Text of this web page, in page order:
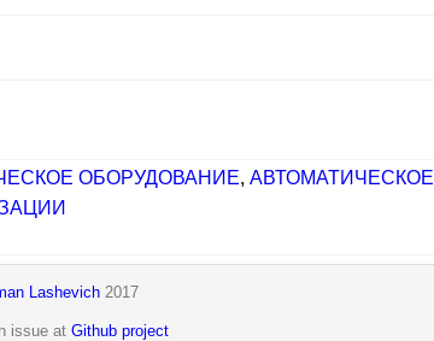
ОБОРУДОВАНИЕ, АВТОМАТИЧЕСКОЕ
Lashevich 2017
issue at Github project